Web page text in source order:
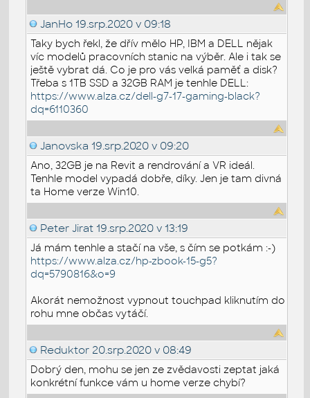
JanHo 19.srp.2020 v 09:18
Taky bych řekl, že dřív mělo HP, IBM a DELL nějak
víc modelů pracovních stanic na výběr. Ale i tak se
ještě vybrat dá. Co je pro vás velká paměť a disk?
Třeba s 1TB SSD a 32GB RAM je tenhle DELL:
https://www.alza.cz/dell-g7-17-gaming-black?
dq=6110360
Janovska 19.srp.2020 v 09:20
Ano, 32GB je na Revit a rendrování a VR ideál.
Tenhle model vypadá dobře, díky. Jen je tam divná
ta Home verze Win10.
Peter Jirat 19.srp.2020 v 13:19
Já mám tenhle a stačí na vše, s čím se potkám :-)
https://www.alza.cz/hp-zbook-15-g5?
dq=5790816&o=9
Akorát nemožnost vypnout touchpad kliknutím do
rohu mne občas vytáčí.
Reduktor 20.srp.2020 v 08:49
Dobrý den, mohu se jen ze zvědavosti zeptat jaká
konkrétní funkce vám u home verze chybí?